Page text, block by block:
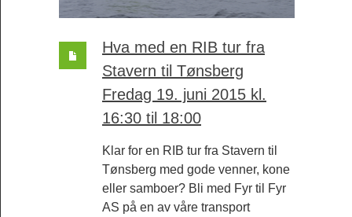
Hva med en RIB tur fra
Stavern til Tønsberg
Fredag 19. juni 2015 kl.
16:30 til 18:00
Klar for en RIB tur fra Stavern til
Tønsberg med gode venner, kone
eller samboer? Bli med Fyr til Fyr
AS på en av våre transport